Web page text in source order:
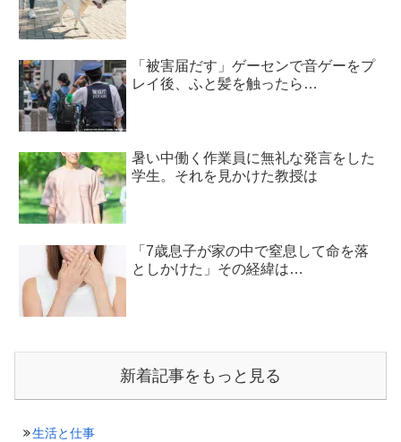
「被害届だす」ゲーセンで音ゲーをプ
レイ後、ふと髪を触ったら…
暑い中働く作業員に無礼な発言をした
学生。それを見かけた教授は
「7歳息子が家の中で窒息して命を落
としかけた」その経緯は…
新着記事をもっと見る
生活と仕事